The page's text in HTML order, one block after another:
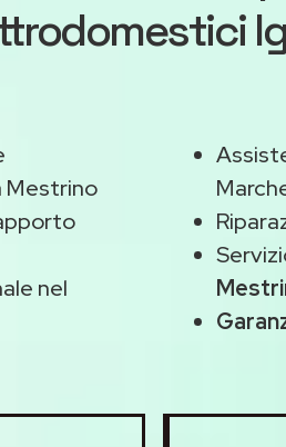
Mestrino
nel